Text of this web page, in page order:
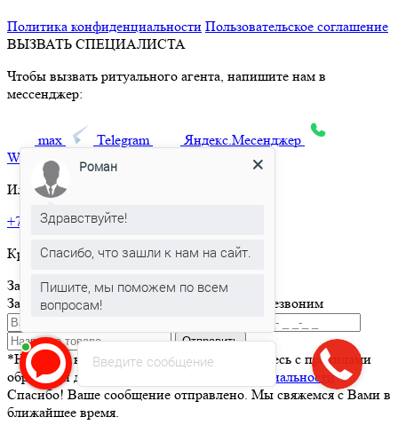
Политика конфиденциальности Пользовательское соглашение
ВЫЗВАТЬ СПЕЦИАЛИСТА
Чтобы вызвать ритуального агента, напишите нам в
мессенджер:
max Telegram
Яндекс.Месенджер
What’sApp
Или позвоните по телефону:
+7 495 150-36-47
Круглосуточная горячая линия
Заказать товар
Заполните и отправьте форму и мы вам перезвоним
Отправить
*Нажимая кнопку Отправить вы соглашаетесь с правилами
обработки данных и
политикой конфиденциальности
Спасибо! Ваше сообщение отправлено. Мы свяжемся с Вами в
ближайшее время.
Введите сообщение
Роман
Здравствуйте!
Спасибо, что зашли к нам на сайт.
Пишите, мы поможем по всем
вопросам!